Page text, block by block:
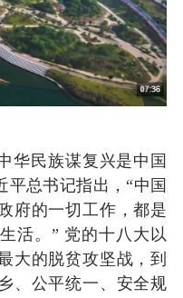
华民族谋复兴是中国
平总书记指出，“中国
府的一切工作，都是
活。” 党的十八大以
大的脱贫攻坚战，到
、公平统一、安全规